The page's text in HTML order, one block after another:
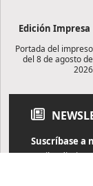
Edición Impresa
Portada del impreso
del 8 de agosto de
2026
Suscríbase
Reciba